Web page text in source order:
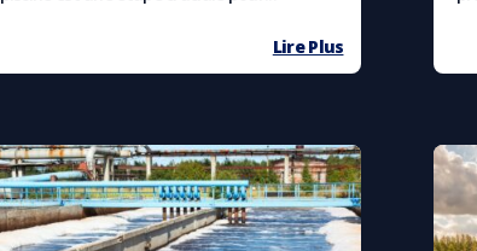
Lire Plus